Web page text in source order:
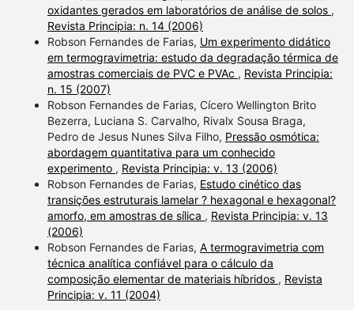
oxidantes gerados em laboratórios de análise de solos ,
Revista Principia: n. 14 (2006)
Robson Fernandes de Farias, Um experimento didático
em termogravimetria: estudo da degradação térmica de
amostras comerciais de PVC e PVAc , Revista Principia:
n. 15 (2007)
Robson Fernandes de Farias, Cícero Wellington Brito
Bezerra, Luciana S. Carvalho, Rivalx Sousa Braga,
Pedro de Jesus Nunes Silva Filho, Pressão osmótica:
abordagem quantitativa para um conhecido
experimento , Revista Principia: v. 13 (2006)
Robson Fernandes de Farias, Estudo cinético das
transições estruturais lamelar ? hexagonal e hexagonal?
amorfo, em amostras de sílica , Revista Principia: v. 13
(2006)
Robson Fernandes de Farias, A termogravimetria com
técnica analítica confiável para o cálculo da
composição elementar de materiais híbridos , Revista
Principia: v. 11 (2004)